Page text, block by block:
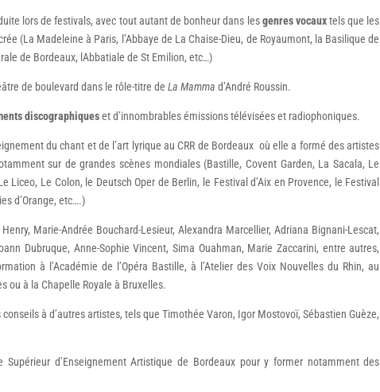
lors de festivals, avec tout autant de bonheur dans lesgenres vocauxtels que les
(La Madeleine à Paris, l’Abbaye de La Chaise-Dieu, de Royaumont, la Basilique de
de Bordeaux, lAbbatiale de St Emilion, etc…)
de boulevard dans le rôle-titre deLa Mamma d’André Roussin.
discographiqueset d’innombrables émissions télévisées et radiophoniques.
du chant et de l’art lyrique au CRR de Bordeaux où elle a formé des artistes
sur de grandes scènes mondiales (Bastille, Covent Garden, La Sacala, Le
Liceo, Le Colon, le Deutsch Oper de Berlin, le Festival d’Aix en Provence, le Festival
d’Orange, etc….)
Marie-Andrée Bouchard-Lesieur, Alexandra Marcellier, Adriana Bignani-Lescat,
Dubruque, Anne-Sophie Vincent, Sima Ouahman, Marie Zaccarini, entre autres,
à l’Académie de l’Opéra Bastille, à l’Atelier des Voix Nouvelles du Rhin, au
ou à la Chapelle Royale à Bruxelles.
à d’autres artistes, tels que Timothée Varon, Igor Mostovoï, Sébastien Guèze,
d’Enseignement Artistique de Bordeaux pour y former notamment des